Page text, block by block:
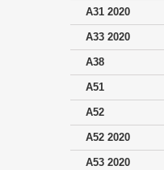
A31 2020
A33 2020
A38
A51
A52
A52 2020
A53 2020